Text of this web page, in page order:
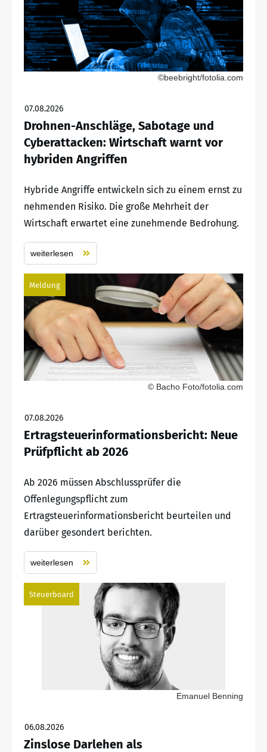
©beebright/fotolia.com
07.08.2026
Drohnen-Anschläge, Sabotage und
Cyberattacken: Wirtschaft warnt vor
hybriden Angriffen
Hybride Angriffe entwickeln sich zu einem ernst zu
nehmenden Risiko. Die große Mehrheit der
Wirtschaft erwartet eine zunehmende Bedrohung.
weiterlesen
Meldung
© Bacho Foto/fotolia.com
07.08.2026
Ertragsteuerinformationsbericht: Neue
Prüfpflicht ab 2026
Ab 2026 müssen Abschlussprüfer die
Offenlegungspflicht zum
Ertragsteuerinformationsbericht beurteilen und
darüber gesondert berichten.
weiterlesen
Steuerboard
Emanuel Benning
06.08.2026
Zinslose Darlehen als